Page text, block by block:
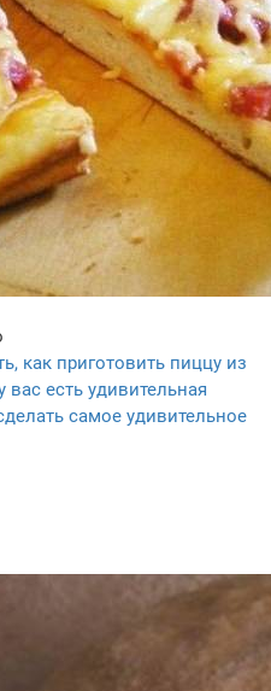
как приготовить пиццу из
вас есть удивительная
самое удивительное